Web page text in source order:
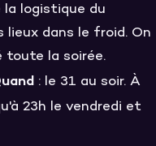
la logistique du
lieux dans le froid. On
toute la soirée.
: le 31 au soir. À
23h le vendredi et